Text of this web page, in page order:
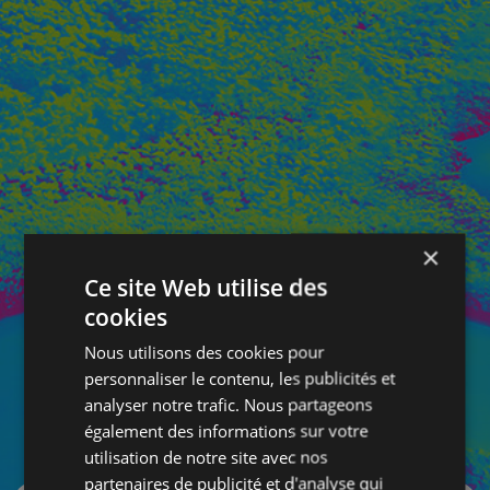
SE CONNECTER
×
Ce site Web utilise des
cookies
Nous utilisons des cookies pour
personnaliser le contenu, les publicités et
analyser notre trafic. Nous partageons
également des informations sur votre
utilisation de notre site avec nos
partenaires de publicité et d'analyse qui